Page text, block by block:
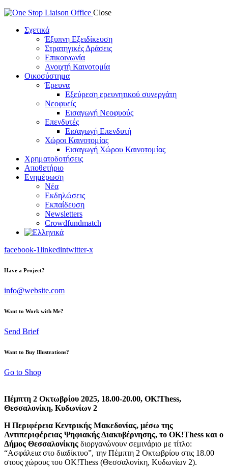
Close
Σχετικά
Έξυπνη Εξειδίκευση
Στρατηγικές Δράσεις
Επικοινωνία
Ανοιχτή Καινοτομία
Οικοσύστημα
Έρευνα
Εξεύρεση ερευνητικού συνεργάτη
Νεοφυείς
Εισαγωγή Νεοφυούς
Επενδυτές
Εισαγωγή Επενδυτή
Χώροι Καινοτομίας
Εισαγωγή Χώρου Καινοτομίας
Χρηματοδοτήσεις
Αποθετήριο
Ενημέρωση
Νέα
Εκδηλώσεις
Εκπαίδευση
Newsletters
Crowdfundmatch
facebook-1linkedintwitter-x
Have a Project?
info@website.com
Want to Work with Me?
Send Brief
Want to Buy Illustrations?
Go to Shop
Πέμπτη 2 Οκτωβρίου 2025, 18.00-20.00, ΟΚ!Thess,
Θεσσαλονίκη, Κυδωνίων 2
Η Περιφέρεια Κεντρικής Μακεδονίας, μέσω της
Αντιπεριφέρειας Ψηφιακής Διακυβέρνησης, το OK!Thess και o
Δήμος Θεσσαλονίκης διοργανώνουν σεμινάριο με τίτλο:
“Ασφάλεια στο διαδίκτυο”, την Πέμπτη 2 Οκτωβρίου στις 18.00
στους χώρους του ΟΚ!Thess (Θεσσαλονίκη, Κυδωνίων 2).